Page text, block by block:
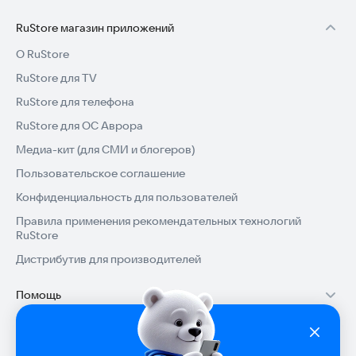
RuStore магазин приложений
О RuStore
RuStore для TV
RuStore для телефона
RuStore для ОС Аврора
Медиа-кит (для СМИ и блогеров)
Пользовательское соглашение
Конфиденциальность для пользователей
Правила применения рекомендательных технологий
RuStore
Дистрибутив для производителей
Помощь
Установка RuStore на TV
Установка RuStore на телефон
Разработчикам
Зарабатывать с RuStore